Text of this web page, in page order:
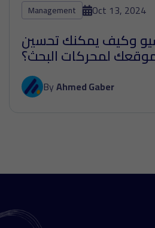
Management Oct 13, 2024
وكيف يمكنك تحسين
لمحركات البحث؟
ByAhmed Gaber